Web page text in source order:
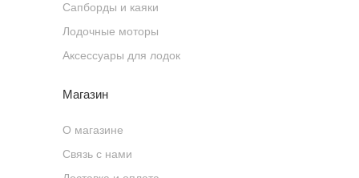
Сапборды и каяки
Лодочные моторы
Аксессуары для лодок
Магазин
О магазине
Связь с нами